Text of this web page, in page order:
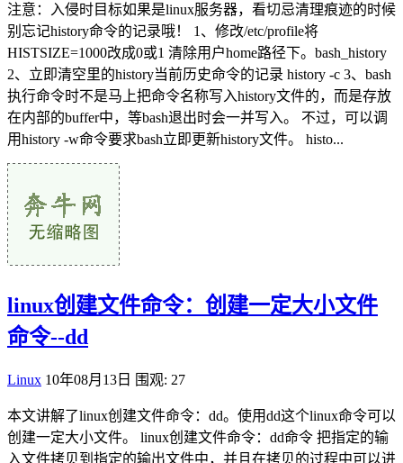
注意：入侵时目标如果是linux服务器，看切忌清理痕迹的时候
别忘记history命令的记录哦！ 1、修改/etc/profile将
HISTSIZE=1000改成0或1 清除用户home路径下。bash_history
2、立即清空里的history当前历史命令的记录 history -c 3、bash
执行命令时不是马上把命令名称写入history文件的，而是存放
在内部的buffer中，等bash退出时会一并写入。 不过，可以调
用history -w命令要求bash立即更新history文件。 histo...
linux创建文件命令：创建一定大小文件
命令--dd
Linux 10年08月13日 围观: 27
本文讲解了linux创建文件命令：dd。使用dd这个linux命令可以
创建一定大小文件。 linux创建文件命令：dd命令 把指定的输
入文件拷贝到指定的输出文件中，并且在拷贝的过程中可以进